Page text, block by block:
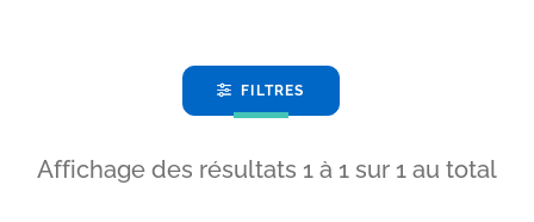
FILTRES
Affichage des résultats 1 à 1 sur 1 au total